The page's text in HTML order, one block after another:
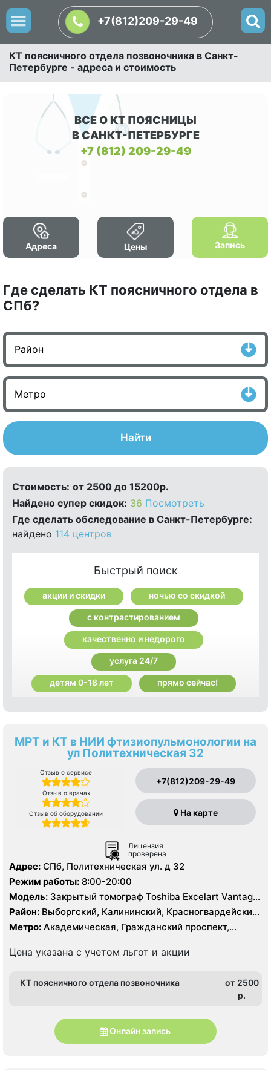
+7(812)209-29-49
КТ поясничного отдела позвоночника в Санкт-
Петербурге - адреса и стоимость
ВСЕ О КТ ПОЯСНИЦЫ
В САНКТ-ПЕТЕРБУРГЕ
+7 (812) 209-29-49
Адреса Цены Запись
Где сделать КТ поясничного отдела в
СПб?
Найти
Стоимость: от 2500 до 15200р.
Найдено cупер скидок: 36 Посмотреть
Где сделать обследование в Санкт-Петербурге:
найдено 114 центров
Быстрый поиск
акции и скидки ночью со скидкой
с контрастированием
качественно и недорого
услуга 24/7
детям 0-18 лет прямо сейчас!
МРТ и КТ в НИИ фтизиопульмонологии на
ул Политехническая 32
Отзыв о сервисе
Отзыв о врачах
Отзыв об оборудовании
+7(812)209-29-49
На карте
Лицензия
проверена
Адрес: СПб, Политехническая ул. д 32
Режим работы: 8:00-20:00
Модель: Закрытый томограф Toshiba Excelart Vantage
1.5 Тесла, КТ Toshiba Aquilion 32 среза, КТ Toshiba
Prime 160 срезов
Район: Выборгский, Калининский, Красногвардейский,
Приморский
Метро: Академическая, Гражданский проспект,
Площадь Мужества, Политехническая, Проспект
Просвещения
Цена указана с учетом льгот и акции
КТ поясничного отдела позвоночника
от 2500
p.
Онлайн запись